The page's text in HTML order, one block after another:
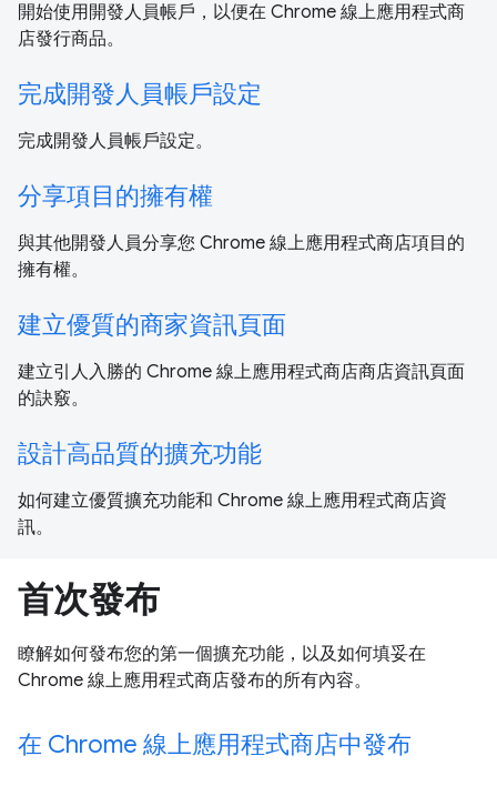
開始使用開發人員帳戶，以便在 Chrome 線上應用程式商
店發行商品。
完成開發人員帳戶設定
完成開發人員帳戶設定。
分享項目的擁有權
與其他開發人員分享您 Chrome 線上應用程式商店項目的
擁有權。
建立優質的商家資訊頁面
建立引人入勝的 Chrome 線上應用程式商店商店資訊頁面
的訣竅。
設計高品質的擴充功能
如何建立優質擴充功能和 Chrome 線上應用程式商店資
訊。
首次發布
瞭解如何發布您的第一個擴充功能，以及如何填妥在
Chrome 線上應用程式商店發布的所有內容。
在 Chrome 線上應用程式商店中發布